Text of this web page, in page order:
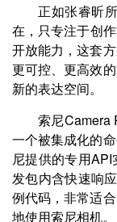
正如张睿昕
在，只专注于创
开放能力，这套
更可控、更高效
新的表达空间。
索尼Camera
一个被集成化的
尼提供的专用
发包内含快速响
例代码，非常适
地使用索尼相机。